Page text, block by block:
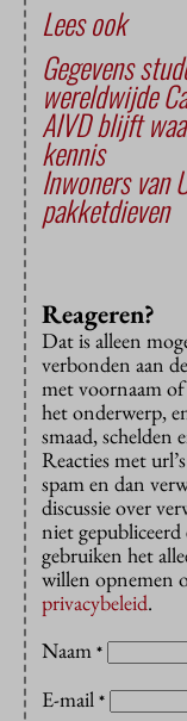
Lees ook
Gegevens
wereldwijde
AIVD blijft
kennis
Inwoners van
pakketdieven
Reageren?
Dat is alleen
verbonden aan
met voornaam
het onderwerp,
smaad, schelden
Reacties met
spam en dan
discussie over
niet
gebruiken het
willen opnemen
privacybeleid.
Naam *
E-mail *